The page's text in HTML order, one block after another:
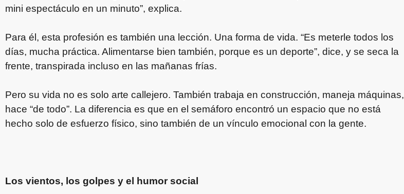
mini espectáculo en un minuto”, explica.
Para él, esta profesión es también una lección. Una forma de vida. “Es meterle todos los
días, mucha práctica. Alimentarse bien también, porque es un deporte”, dice, y se seca la
frente, transpirada incluso en las mañanas frías.
Pero su vida no es solo arte callejero. También trabaja en construcción, maneja máquinas,
hace “de todo”. La diferencia es que en el semáforo encontró un espacio que no está
hecho solo de esfuerzo físico, sino también de un vínculo emocional con la gente.
Los vientos, los golpes y el humor social